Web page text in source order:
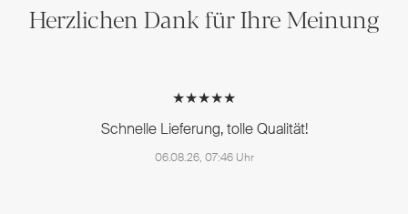
Herzlichen Dank für Ihre Meinung
★★★★★
Schnelle Lieferung, tolle Qualität!
06.08.26, 07:46 Uhr